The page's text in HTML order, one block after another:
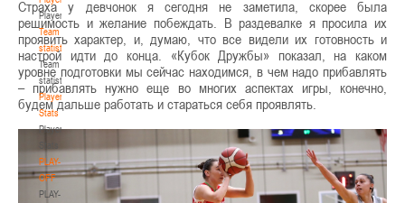
Players
Team
statistics
Team
statistics
Player
Stats
Player
PLAY-
OFF
PLAY-
Страха у девчонок я сегодня не заметила, скорее была
решимость и желание побеждать. В раздевалке я просила их
проявить характер, и, думаю, что все видели их готовность и
настрой идти до конца. «Кубок Дружбы» показал, на каком
уровне подготовки мы сейчас находимся, в чем надо прибавлять
– прибавлять нужно еще во многих аспектах игры, конечно,
будем дальше работать и стараться себя проявлять.